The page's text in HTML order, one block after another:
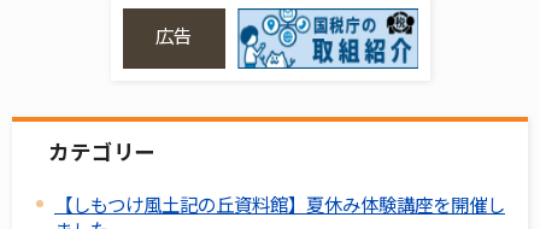
広告
カテゴリー
【しもつけ風土記の丘資料館】夏休み体験講座を開催し